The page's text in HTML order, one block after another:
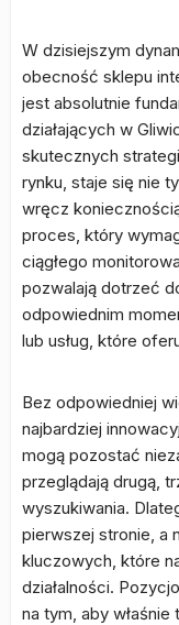
W dzisiejszym
obecność sklepu
jest absolutnie
działających w
skutecznych
rynku, staje się nie
wręcz
proces, który
ciągłego
pozwalają dotrzeć
odpowiednim
lub usług, które
Bez odpowiedniej
najbardziej
mogą pozostać
przeglądają drugą,
wyszukiwania.
pierwszej stronie, a
kluczowych, które
działalności.
na tym, aby